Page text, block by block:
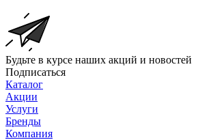
Будьте в курсе наших акций и новостей
Подписаться
Каталог
Акции
Услуги
Бренды
Компания